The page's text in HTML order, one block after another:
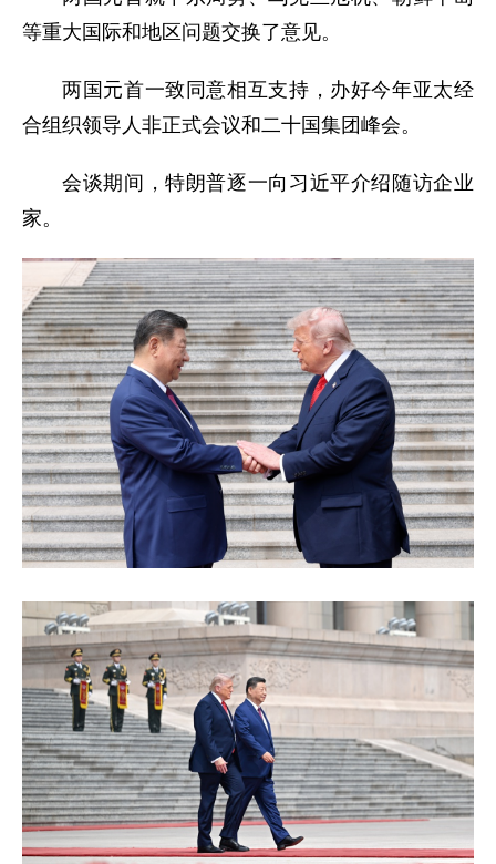
等重大国际和地区问题交换了意见。
两国元首一致同意相互支持，办好今年亚太经
合组织领导人非正式会议和二十国集团峰会。
会谈期间，特朗普逐一向习近平介绍随访企业
家。